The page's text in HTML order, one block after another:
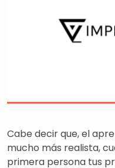
Cabe decir que, el
mucho más realista,
primera persona tus